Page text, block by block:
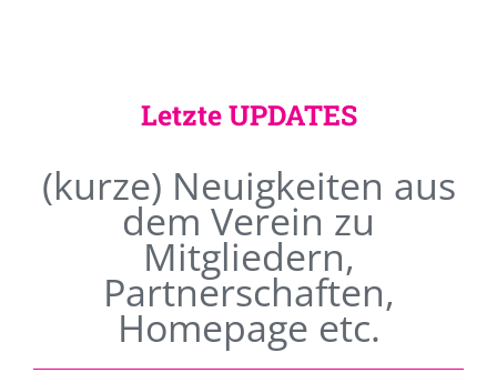
Letzte UPDATES
(kurze) Neuigkeiten aus
dem Verein zu
Mitgliedern,
Partnerschaften,
Homepage etc.